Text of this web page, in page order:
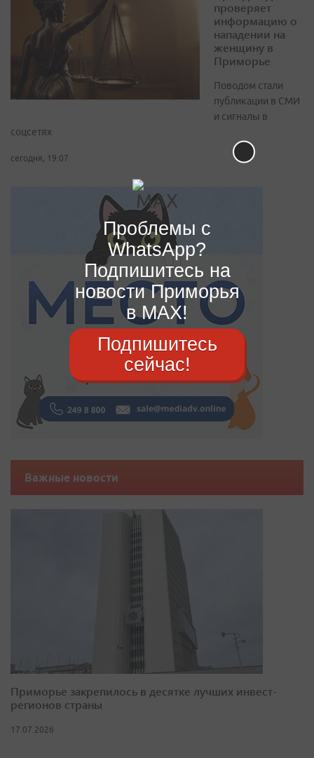
проверяет
информацию о
нападении на
женщину в
Приморье
Поводом стали
публикации в СМИ
и сигналы в
соцсетях
сегодня, 19:07
Важные новости
Приморье закрепилось в десятке лучших инвест-
регионов страны
17.07.2026
Проблемы с
WhatsApp?
Подпишитесь на
новости Приморья
в MAX!
Подпишитесь
сейчас!